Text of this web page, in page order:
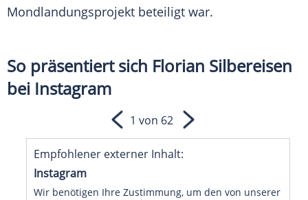
Mondlandungsprojekt beteiligt war.
So präsentiert sich Florian Silbereisen
bei Instagram
Empfohlener externer Inhalt:
Instagram
Wir benötigen Ihre Zustimmung, um den von unserer
1 von 62